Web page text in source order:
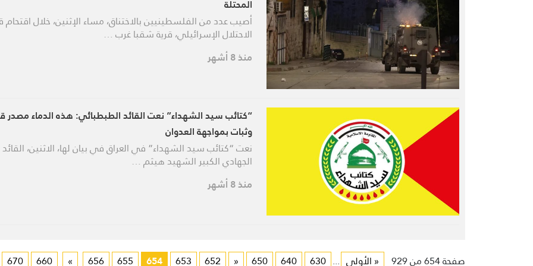
المحتلة
أصيب عدد من الفلسطينيين بالاختناق، مساء الإثنين، خلال
الاحتلال الإسرائيلي، قرية شقبا غرب …
منذ 8 أشهر
“كتائب سيد الشهداء” نعت القائد الطبطبائي: هذه الدماء مصدر
وثبات بمواجهة العدوان
نعت “كتائب سيد الشهداء” في العراق في بيان لها، الاثنين، القائد
الجهادي الكبير الشهيد هيثم …
منذ 8 أشهر
صفحة 654 من 929 « الأولى ...
630
640
650
«
652
653
654
655
656
»
660
670